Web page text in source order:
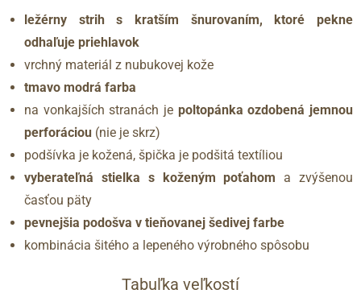
ležérny strih s kratším šnurovaním, ktoré pekne
odhaľuje priehlavok
vrchný materiál z nubukovej kože
tmavo modrá farba
na vonkajších stranách je poltopánka ozdobená jemnou
perforáciou (nie je skrz)
podšívka je kožená, špička je podšitá textíliou
vyberateľná stielka s koženým poťahom a zvýšenou
časťou päty
pevnejšia podošva v tieňovanej šedivej farbe
kombinácia šitého a lepeného výrobného spôsobu
Tabuľka veľkostí